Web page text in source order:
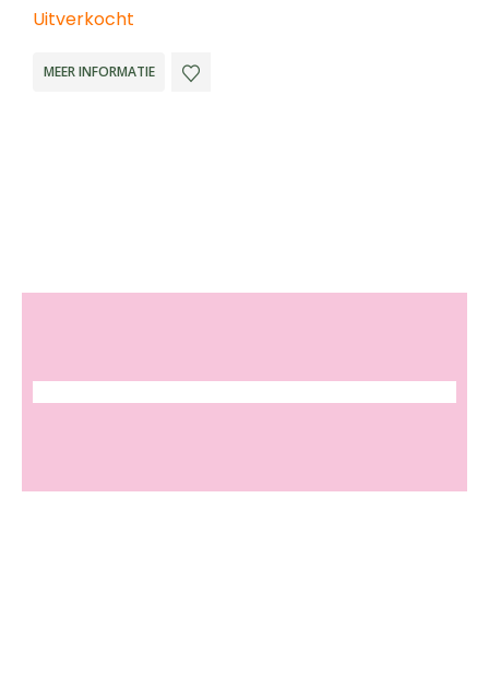
Uitverkocht
MEER INFORMATIE